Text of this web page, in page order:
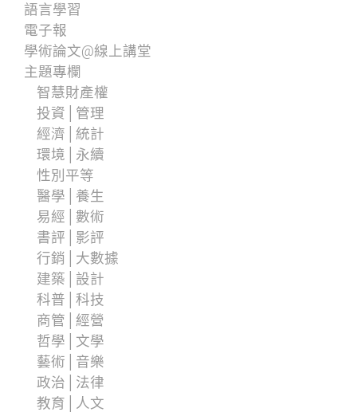
語言學習
電子報
學術論文@線上講堂
主題專欄
智慧財產權
投資│管理
經濟│統計
環境│永續
性別平等
醫學│養生
易經│數術
書評│影評
行銷│大數據
建築│設計
科普│科技
商管│經營
哲學│文學
藝術│音樂
政治│法律
教育│人文